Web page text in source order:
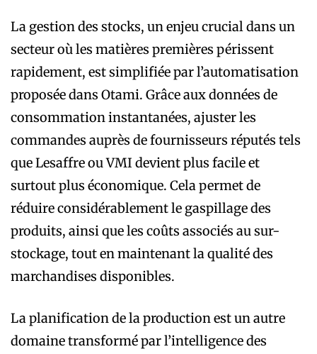
La gestion des stocks, un enjeu crucial dans un
secteur où les matières premières périssent
rapidement, est simplifiée par l’automatisation
proposée dans Otami. Grâce aux données de
consommation instantanées, ajuster les
commandes auprès de fournisseurs réputés tels
que Lesaffre ou VMI devient plus facile et
surtout plus économique. Cela permet de
réduire considérablement le gaspillage des
produits, ainsi que les coûts associés au sur-
stockage, tout en maintenant la qualité des
marchandises disponibles.
La planification de la production est un autre
domaine transformé par l’intelligence des